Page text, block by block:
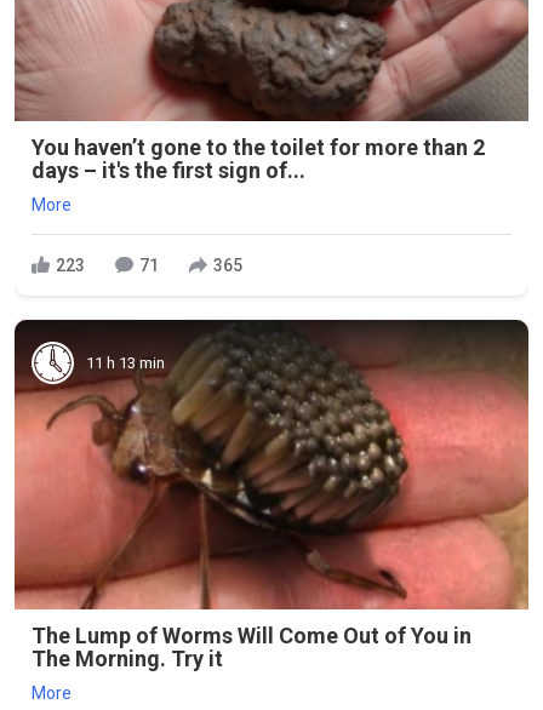
You haven’t gone to the toilet for more than 2
days – it's the first sign of...
More
223 71 365
11 h 13 min
The Lump of Worms Will Come Out of You in
The Morning. Try it
More